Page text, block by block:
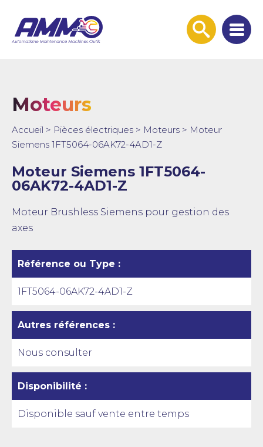
Afficher
la
Moteurs
Accueil > Pièces électriques > Moteurs > Moteur
Siemens 1FT5064-06AK72-4AD1-Z
Moteur Siemens 1FT5064-
06AK72-4AD1-Z
Moteur Brushless Siemens pour gestion des
axes
Référence ou Type :
1FT5064-06AK72-4AD1-Z
Autres références :
Nous consulter
Disponibilité :
Disponible sauf vente entre temps